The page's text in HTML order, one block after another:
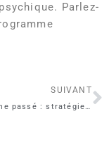
Parlez-
SUIVANT
Traumatisme passé : stratégies pour se reconstruire et avancer